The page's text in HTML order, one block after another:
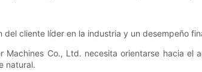
cliente líder en la industria y un desempeño
Co., Ltd. necesita orientarse hacia el
natural.